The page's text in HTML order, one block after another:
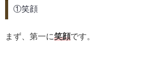
①笑顔
まず、第一に笑顔です。